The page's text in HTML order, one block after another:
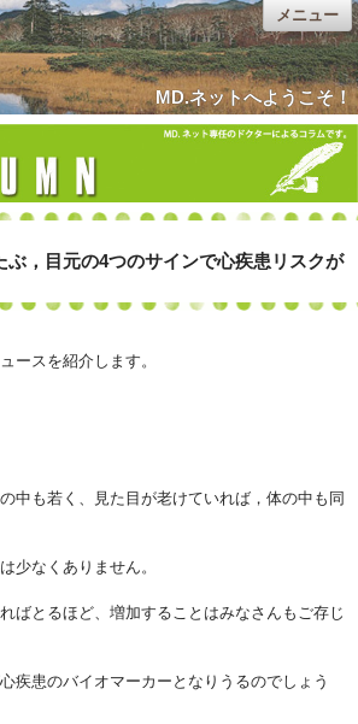
MD.ネットへようこそ！
メニュー
ぶ，目元の4つのサインで心疾患リスクが
ースを紹介します。
中も若く、見た目が老けていれば，体の中も同
少なくありません。
ばとるほど、増加することはみなさんもご存じ
疾患のバイオマーカーとなりうるのでしょう